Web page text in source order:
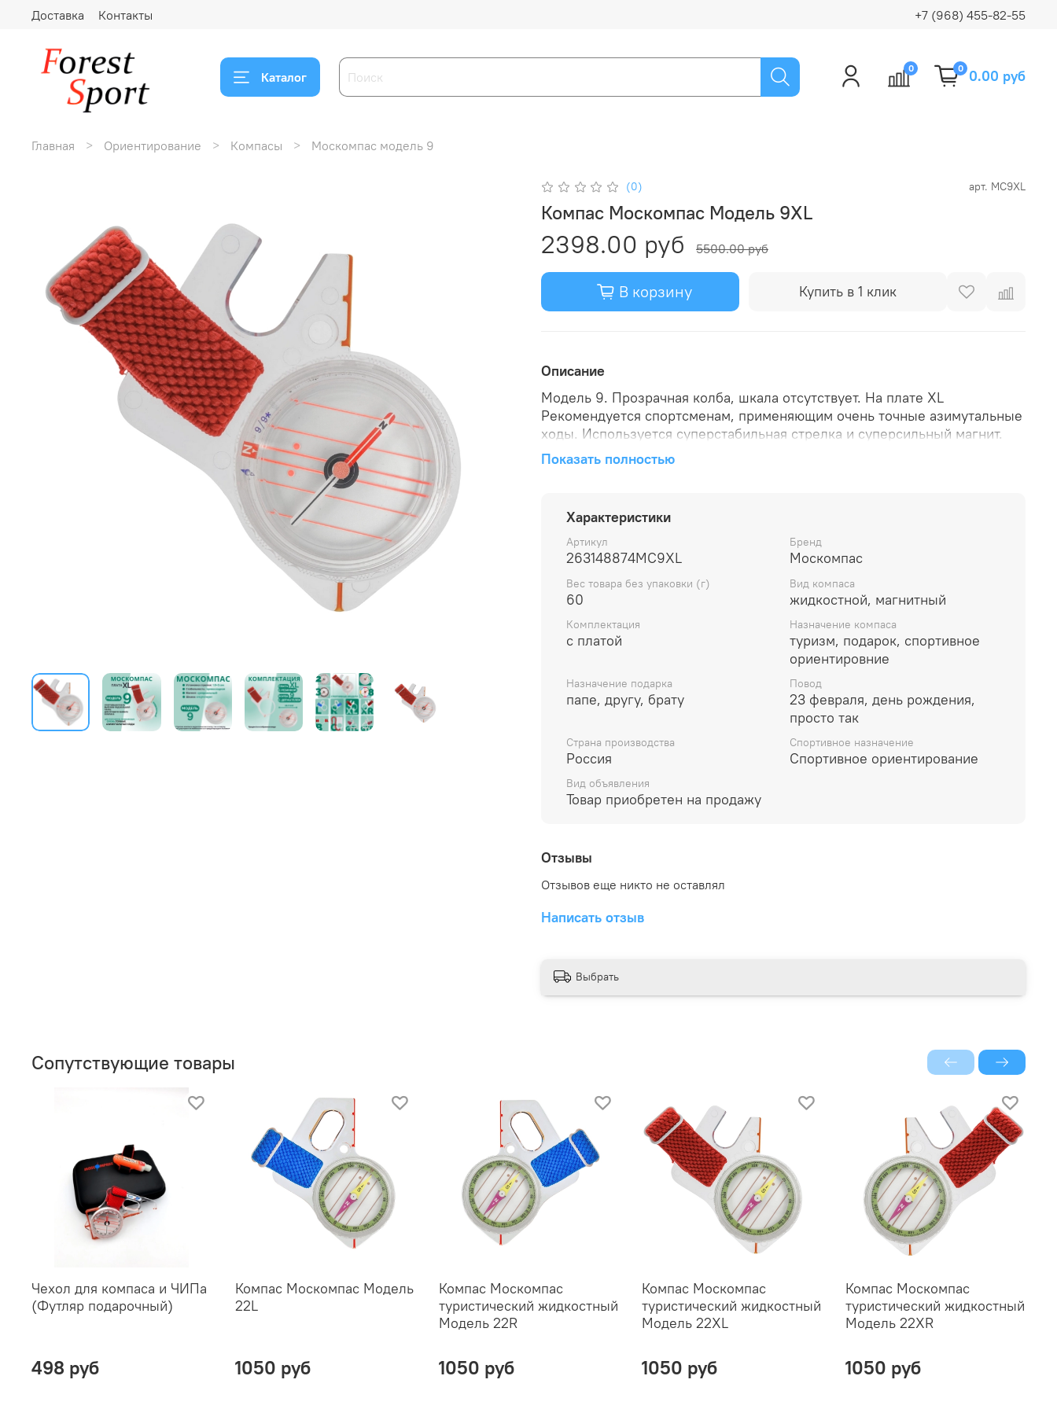
Доставка Контакты +7 (968) 455-82-55
Каталог
0 0 0.00 руб
Главная Ориентирование Компасы Москомпас модель 9
(0) арт. MC9XL
Компас Москомпас Модель 9XL
2398.00 руб 5500.00 руб
В корзину Купить в 1 клик
Описание
Модель 9. Прозрачная колба, шкала отсутствует. На плате XL
Рекомендуется спортсменам, применяющим очень точные азимутальные
ходы. Используется суперстабильная стрелка и суперсильный магнит.
Время установки стрелки 1,5-2 сек. Поэтому позволяет точно определять
направление на местности и легко бежать в лесу по определённому
собой в туристические походы и прогулки по лесу для определения
направления маршрута. ВНИМАНИЕ! цвет резинки не определяется
цветом товара, это указан цвет шкалы на колбе. Компас комплектуется
произвольным цветом резинки.
Показать полностью
Характеристики
Артикул
263148874MC9XL
Бренд
Москомпас
Вес товара без упаковки (г)
60
Вид компаса
жидкостной, магнитный
Комплектация
с платой
Назначение компаса
туризм, подарок, спортивное
ориентировние
Назначение подарка
папе, другу, брату
Повод
23 февраля, день рождения,
просто так
Страна производства
Россия
Спортивное назначение
Спортивное ориентирование
Вид объявления
Товар приобретен на продажу
Отзывы
Отзывов еще никто не оставлял
Написать отзыв
Выбрать
Сопутствующие товары
Чехол для компаса и ЧИПа
(Футляр подарочный)
498 руб
Компас Москомпас Модель
22L
1050 руб
Компас Москомпас
туристический жидкостный
Модель 22R
1050 руб
Компас Москомпас
туристический жидкостный
Модель 22XL
1050 руб
Компас Москомпас
туристический жидкостный
Модель 22XR
1050 руб